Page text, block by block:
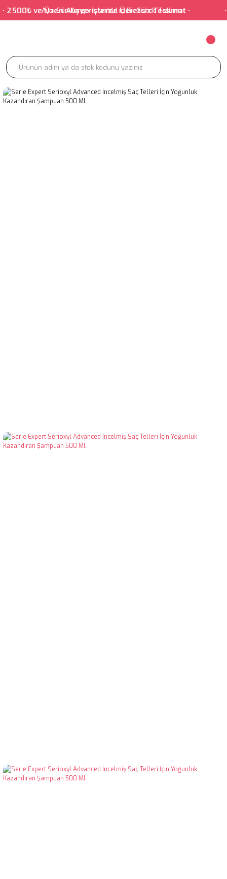
Aynı Gün Kargo-İstanbul içi Bir Günde Teslimat
ve Üzeri Alışverişlerde Ücretsiz Teslimat • •